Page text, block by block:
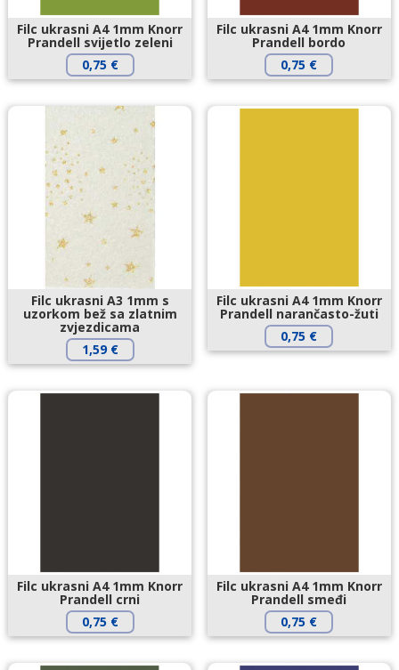
Filc ukrasni A4 1mm Knorr
Prandell svijetlo zeleni
0,75 €
Filc ukrasni A4 1mm Knorr
Prandell bordo
0,75 €
Filc ukrasni A3 1mm s
uzorkom bež sa zlatnim
zvjezdicama
1,59 €
Filc ukrasni A4 1mm Knorr
Prandell narančasto-žuti
0,75 €
Filc ukrasni A4 1mm Knorr
Prandell crni
0,75 €
Filc ukrasni A4 1mm Knorr
Prandell smeđi
0,75 €